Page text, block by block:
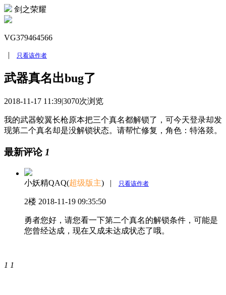
剑之荣耀
VG379464566
|
只看该作者
武器真名出bug了
2018-11-17 11:39|3070次浏览
我的武器蛟翼长枪原本把三个真名都解锁了，可今天登录却发
现第二个真名却是没解锁状态。请帮忙修复，角色：特洛燚。
最新评论1
小妖精QAQ(超级版主) | 只看该作者
2楼 2018-11-19 09:35:50
勇者您好，请您看一下第二个真名的解锁条件，可能是
您曾经达成，现在又成未达成状态了哦。
1 1